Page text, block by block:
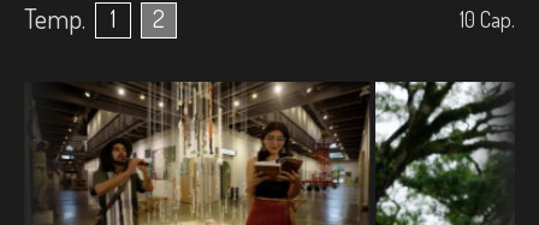
Temp. 1 2 10 Cap.